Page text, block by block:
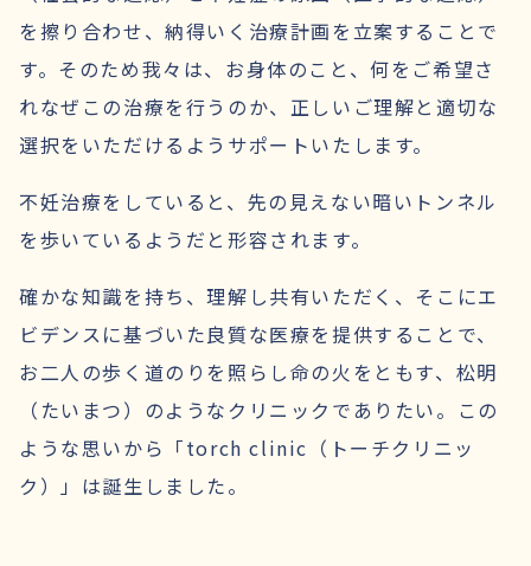
を擦り合わせ、納得いく治療計画を立案することで
す。そのため我々は、お身体のこと、何をご希望さ
れなぜこの治療を行うのか、正しいご理解と適切な
選択をいただけるようサポートいたします。
不妊治療をしていると、先の見えない暗いトンネル
を歩いているようだと形容されます。
確かな知識を持ち、理解し共有いただく、そこにエ
ビデンスに基づいた良質な医療を提供することで、
お二人の歩く道のりを照らし命の火をともす、松明
（たいまつ）のようなクリニックでありたい。この
ような思いから「torch clinic（トーチクリニッ
ク）」は誕生しました。